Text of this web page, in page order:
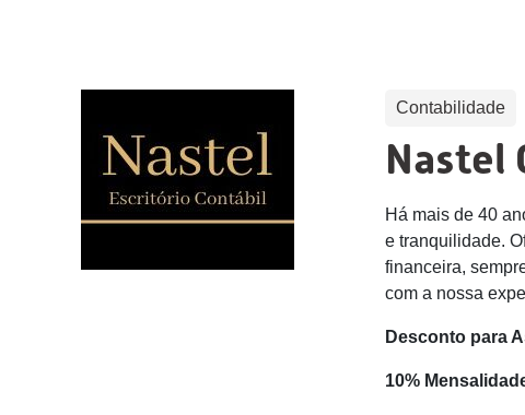
Contabilidade
Nastel
Há mais de 40
e tranquilidade.
financeira,
com a nossa
Desconto para
10%